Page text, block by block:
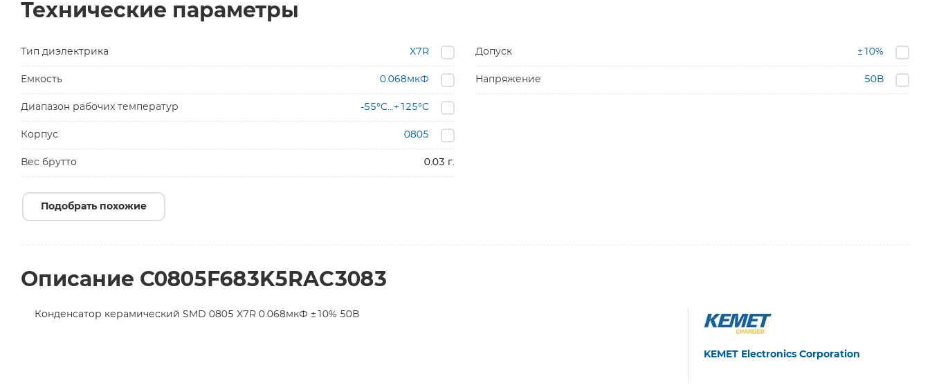
Технические параметры
Тип диэлектрика X7R
Емкость 0.068мкФ
Допуск ±10%
Напряжение 50В
Диапазон рабочих температур -55°C…+125°C
Корпус 0805
Вес брутто 0.03 г.
Подобрать похожие
Описание C0805F683K5RAC3083
Конденсатор керамический SMD 0805 X7R 0.068мкФ ±10% 50В
KEMET Electronics Corporation